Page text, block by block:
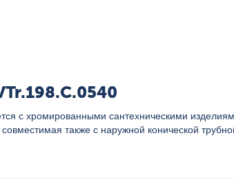
с хромированными сантехническими
также с наружной конической